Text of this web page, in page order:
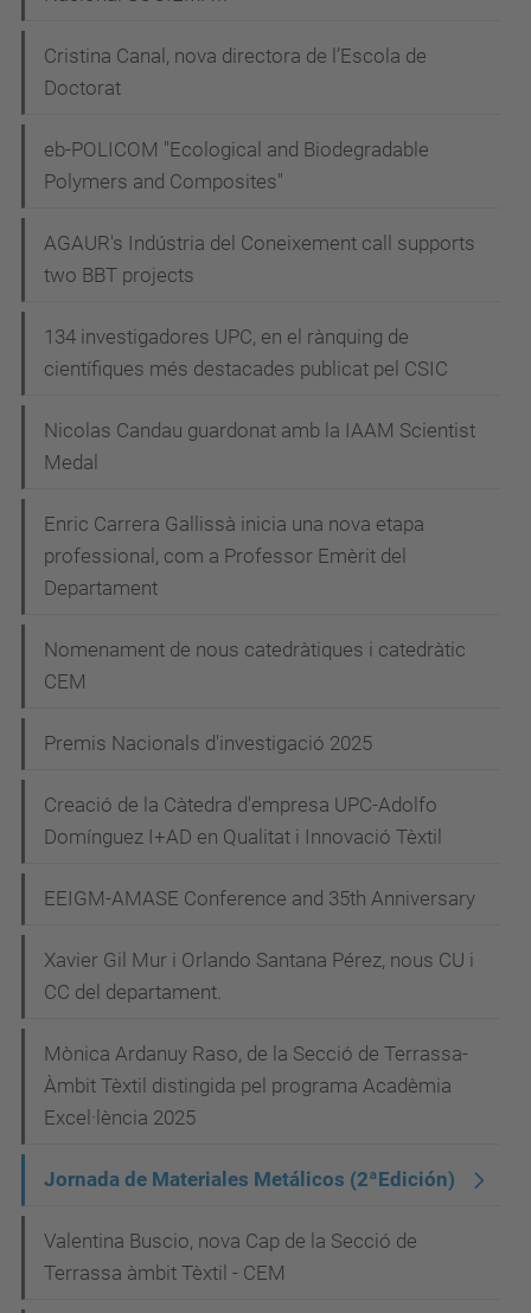
Cristina Canal, nova directora de l’Escola de
Doctorat
eb-POLICOM "Ecological and Biodegradable
Polymers and Composites"
AGAUR's Indústria del Coneixement call supports
two BBT projects
134 investigadores UPC, en el rànquing de
científiques més destacades publicat pel CSIC
Nicolas Candau guardonat amb la IAAM Scientist
Medal
Enric Carrera Gallissà inicia una nova etapa
professional, com a Professor Emèrit del
Departament
Nomenament de nous catedràtiques i catedràtic
CEM
Premis Nacionals d'investigació 2025
Creació de la Càtedra d'empresa UPC-Adolfo
Domínguez I+AD en Qualitat i Innovació Tèxtil
EEIGM-AMASE Conference and 35th Anniversary
Xavier Gil Mur i Orlando Santana Pérez, nous CU i
CC del departament.
Mònica Ardanuy Raso, de la Secció de Terrassa-
Àmbit Tèxtil distingida pel programa Acadèmia
Excel·lència 2025
Jornada de Materiales Metálicos (2ªEdición)
Valentina Buscio, nova Cap de la Secció de
Terrassa àmbit Tèxtil - CEM